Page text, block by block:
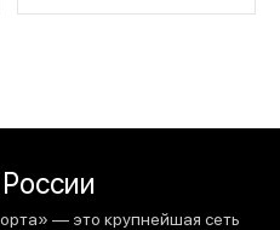
— это крупнейшая сеть